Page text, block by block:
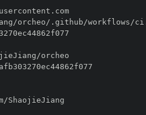
//token.actions.githubusercontent.com
orcheo/.github/workflows/